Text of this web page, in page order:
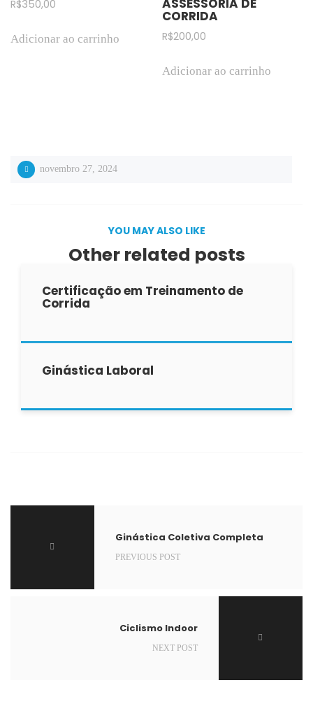
R$350,00
Adicionar ao carrinho
CORRIDA
R$200,00
Adicionar ao carrinho
novembro 27, 2024
YOU MAY ALSO LIKE
Other related posts
Certificação em Treinamento de
Corrida
Ginástica Laboral
Ginástica Coletiva Completa
PREVIOUS POST
Ciclismo Indoor
NEXT POST